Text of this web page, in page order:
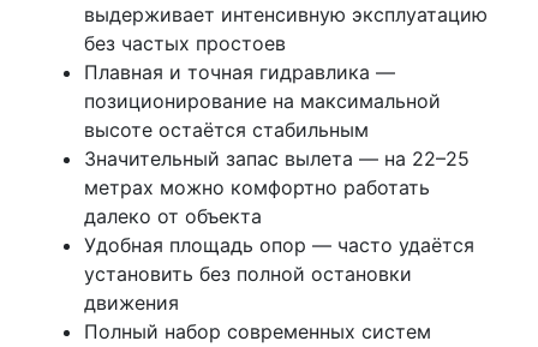
выдерживает интенсивную эксплуатацию
без частых простоев
Плавная и точная гидравлика —
позиционирование на максимальной
высоте остаётся стабильным
Значительный запас вылета — на 22–25
метрах можно комфортно работать
далеко от объекта
Удобная площадь опор — часто удаётся
установить без полной остановки
движения
Полный набор современных систем